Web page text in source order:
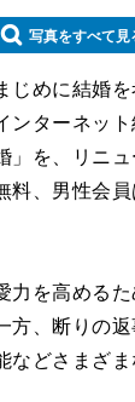
写真をすべて見
めに結婚
ンターネッ
」を、リニ
料、男性会
を高める
方、断りの
などさまざ